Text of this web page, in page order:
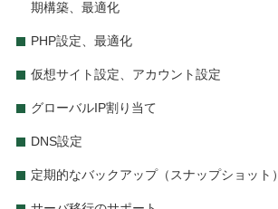
期構築、最適化
PHP設定、最適化
仮想サイト設定、アカウント設定
グローバルIP割り当て
DNS設定
定期的なバックアップ（スナップショット）